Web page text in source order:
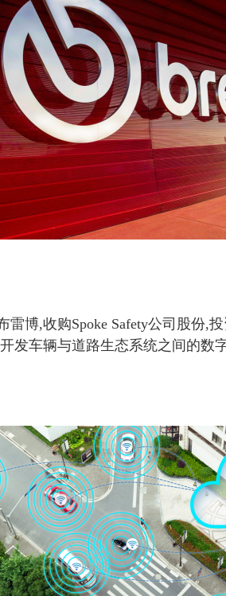
博,收购Spoke Safety公司股份,
发车辆与道路生态系统之间的数